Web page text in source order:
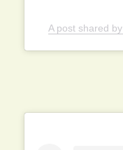
A post shared